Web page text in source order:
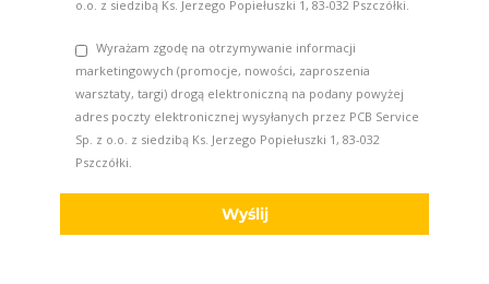
o.o. z siedzibą Ks. Jerzego Popiełuszki 1, 83-032 Pszczółki.
Wyrażam zgodę na otrzymywanie informacji
marketingowych (promocje, nowości, zaproszenia
warsztaty, targi) drogą elektroniczną na podany powyżej
adres poczty elektronicznej wysyłanych przez PCB Service
Sp. z o.o. z siedzibą Ks. Jerzego Popiełuszki 1, 83-032
Pszczółki.